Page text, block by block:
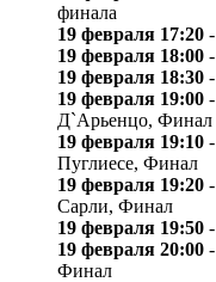
финала
19 февраля 17:20 -
19 февраля 18:00 -
19 февраля 18:30 -
19 февраля 19:00 -
Д`Арьенцо, Финал
19 февраля 19:10 -
Пуглиесе, Финал
19 февраля 19:20 -
Сарли, Финал
19 февраля 19:50 -
19 февраля 20:00 -
Финал